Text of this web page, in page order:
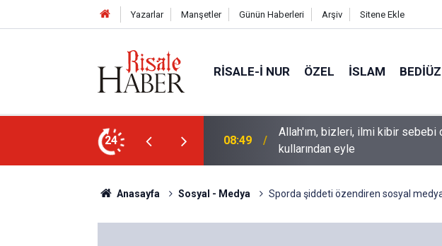
Yazarlar Manşetler Günün Haberleri Arşiv Sitene Ekle
RISALE-I NUR ÖZEL İSLAM
24
hamd ve tesbih vesilesi yapan
02:15
Bediüzzaman: Dünyasının
ve vicdanını yandırıyor
Anasayfa Sosyal - Medya Sporda şiddeti özendiren sosyal medya